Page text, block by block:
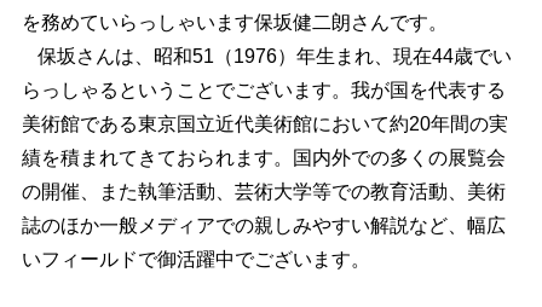
を務めていらっしゃいます保坂健二朗さんです。
保坂さんは、昭和51（1976）年生まれ、現在44歳でい
らっしゃるということでございます。我が国を代表する
美術館である東京国立近代美術館において約20年間の実
績を積まれてきておられます。国内外での多くの展覧会
の開催、また執筆活動、芸術大学等での教育活動、美術
誌のほか一般メディアでの親しみやすい解説など、幅広
いフィールドで御活躍中でございます。